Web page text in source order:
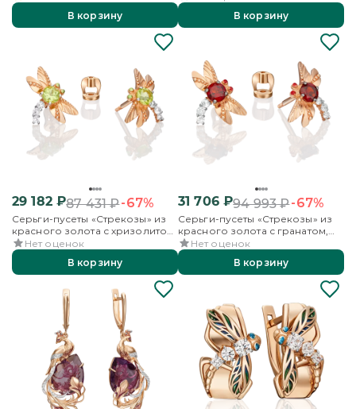
эмалью
В корзину
эмалью
В корзину
29 182₽87 431₽-67%
Серьги-пусеты «Стрекозы» из
красного золота с хризолитом,
бесцветными топазами и
эмалью
Нет оценок
В корзину
31 706₽94 993₽-67%
Серьги-пусеты «Стрекозы» из
красного золота с гранатом,
бесцветными топазами и
эмалью
Нет оценок
В корзину